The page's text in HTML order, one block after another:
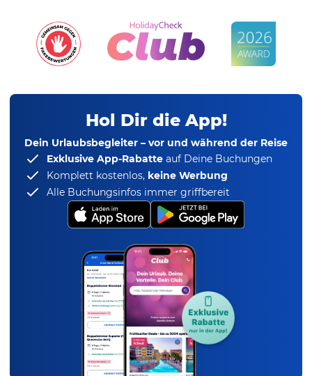
Hol Dir die App!
Dein Urlaubsbegleiter – vor und während der Reise
Exklusive App-Rabatte auf Deine Buchungen
Komplett kostenlos, keine Werbung
Alle Buchungsinfos immer griffbereit